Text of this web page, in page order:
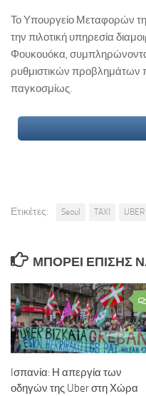
Το Υπουργείο Μεταφορών
την πιλοτική υπηρεσία
Φουκουόκα,
ρυθμιστικών προβλημάτων
παγκοσμίως.
Ετικέτες: Seoul TAXI UBER
ΜΠΟΡΕΊ ΕΠΊΣΗΣ
Iσπανία: Η απεργία των
οδηγών της Uber στη Χώρα